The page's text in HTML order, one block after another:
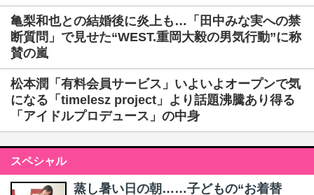
亀梨和也との結婚後に炎上も…「田中みな実への禁
断質問」で見せた“WEST.重岡大毅の男気行動”に称
賛の嵐
松本潤「有料会員サービス」いよいよオープンで気
になる「timelesz project」より話題沸騰あり得る
「アイドルプロデュース」の中身
スペシャル
蒸し暑い日の朝……子どもの“お着替